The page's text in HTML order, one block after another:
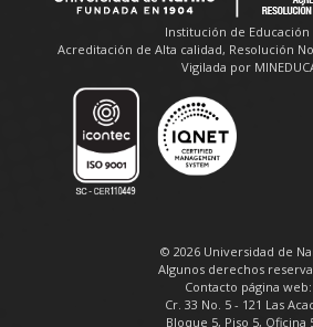
Institución de
Acreditación de Alta calidad, Resolución
Vigilada por
© 2026 Universidad de
Algunos derechos
Contacto página web:
Cr. 33 No. 5 - 121 Las
Bloque 5, Piso 5, Oficina